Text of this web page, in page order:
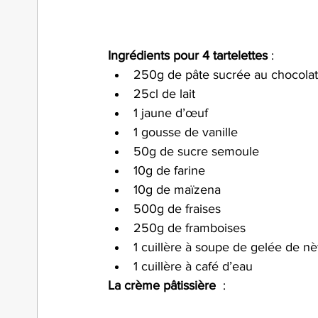
Ingrédients pour 4 tartelettes :
250g de pâte sucrée au chocolat
25cl de lait
1 jaune d’œuf
1 gousse de vanille
50g de sucre semoule
10g de farine
10g de maïzena
500g de fraises
250g de framboises
1 cuillère à soupe de gelée de
1 cuillère à café d’eau
La crème pâtissière
  :